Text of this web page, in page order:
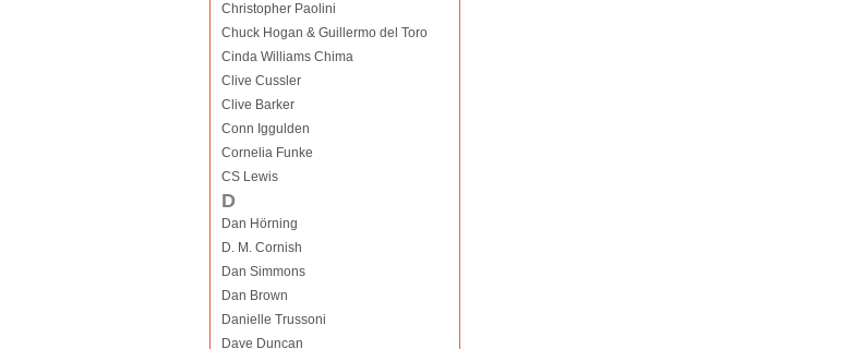
Christopher Paolini
Chuck Hogan & Guillermo del Toro
Cinda Williams Chima
Clive Cussler
Clive Barker
Conn Iggulden
Cornelia Funke
CS Lewis
D
Dan Hörning
D. M. Cornish
Dan Simmons
Dan Brown
Danielle Trussoni
Dave Duncan